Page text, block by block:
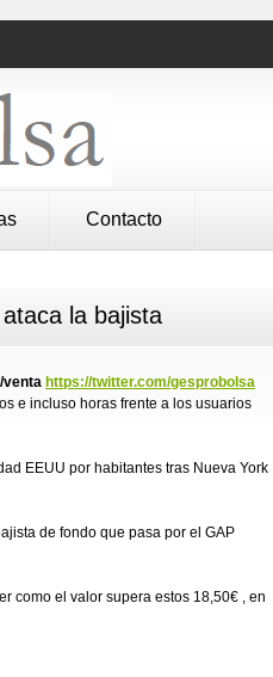
Contacto
la bajista
venta https://twitter.com/gesprobolsa
e incluso horas frente a los usuarios
EEUU por habitantes tras Nueva York
de fondo que pasa por el GAP
como el valor supera estos 18,50€ , en